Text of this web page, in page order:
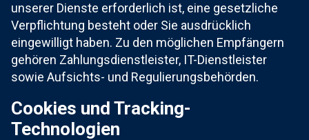
unserer Dienste erforderlich ist, eine gesetzliche
Verpflichtung besteht oder Sie ausdrücklich
eingewilligt haben. Zu den möglichen Empfängern
gehören Zahlungsdienstleister, IT-Dienstleister
sowie Aufsichts- und Regulierungsbehörden.
Cookies und Tracking-
Technologien